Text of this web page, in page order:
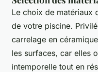
Le choix de matériaux
de votre piscine.
carrelage en
les surfaces, car elles
intemporelle tout en